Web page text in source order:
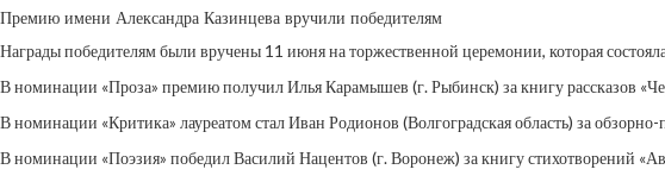
Премию имени Александра Казинцева вручили победителям
Награды победителям были вручены 11 июня на торжественной церемонии, которая
В номинации «Проза» премию получил Илья Карамышев (г. Рыбинск) за книгу рассказов
В номинации «Критика» лауреатом стал Иван Родионов (Волгоградская область) за
В номинации «Поэзия» победил Василий Нацентов (г. Воронеж) за книгу стихотворений